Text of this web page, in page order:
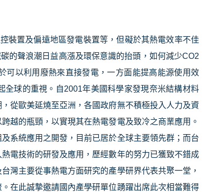
裝置及偏遠地區發電裝置等，但礙於其熱電效率不佳
的聲浪潮日益高漲及環保意識的抬頭，如何減少CO2
可以利用廢熱來直接發電，一方面能提高能源使用效
全球的重視。自2001年美國科學家發現奈米結構材料
從歐美延燒至亞洲，各國政府無不積極投入人力及資
越的瓶頸，以實現其在熱電發電及致冷之商業應用。
系統應用之開發，目前已居於全球主要領先群；而台
電技術的研發及應用，歷經數年的努力已獲致不錯成
灣主要從事熱電方面研究的產學研界代表共聚一堂，
在此誠摯邀請國內產學研單位踴躍出席此次相當難得